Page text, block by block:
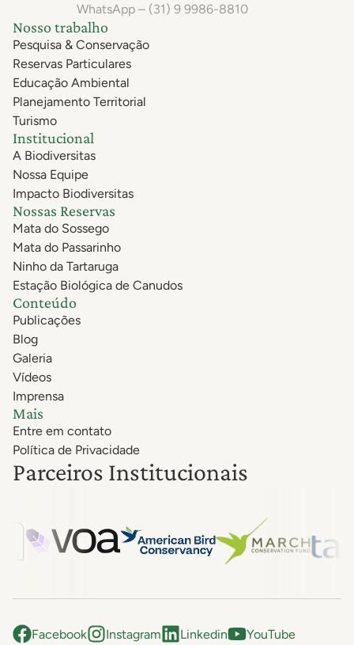
WhatsApp – (31) 9 9986-8810
Nosso trabalho
Pesquisa & Conservação
Reservas Particulares
Educação Ambiental
Planejamento Territorial
Turismo
Institucional
A Biodiversitas
Nossa Equipe
Impacto Biodiversitas
Nossas Reservas
Mata do Sossego
Mata do Passarinho
Ninho da Tartaruga
Estação Biológica de Canudos
Parceiros Institucionais
Conteúdo
Publicações
Blog
Galeria
Vídeos
Imprensa
Mais
Entre em contato
Política de Privacidade
Facebook Instagram Linkedin YouTube